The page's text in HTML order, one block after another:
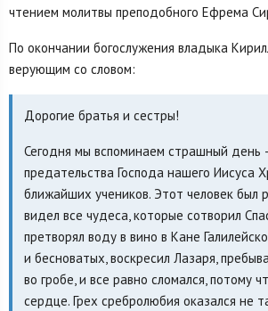
чтением молитвы преподобного Ефрема
По окончании богослужения владыка
верующим со словом:
Дорогие братья и сестры!
Сегодня мы вспоминаем страшный день
предательства Господа нашего Иисуса
ближайших учеников. Этот человек был
видел все чудеса, которые сотворил
претворял воду в вино в Кане
и бесноватых, воскресил Лазаря,
во гробе, и все равно сломался, потому
сердце. Грех сребролюбия оказался не